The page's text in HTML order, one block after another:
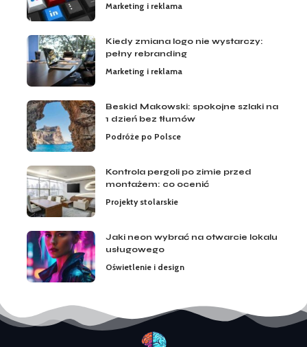
Marketing i reklama
Kiedy zmiana logo nie wystarczy:
pełny rebranding
Marketing i reklama
Beskid Makowski: spokojne szlaki na
1 dzień bez tłumów
Podróże po Polsce
Kontrola pergoli po zimie przed
montażem: co ocenić
Projekty stolarskie
Jaki neon wybrać na otwarcie lokalu
usługowego
Oświetlenie i design